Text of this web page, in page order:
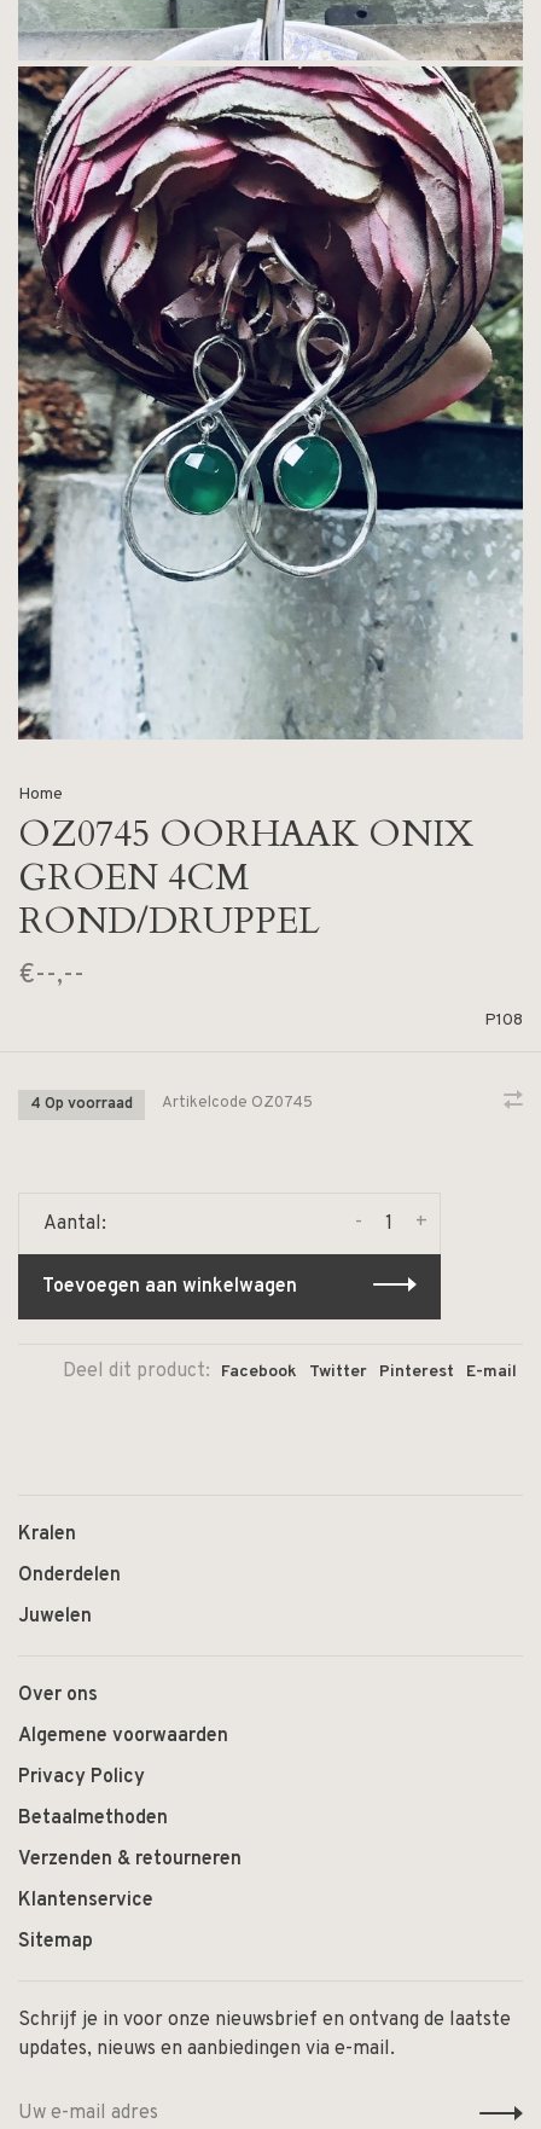
Home
OZ0745 OORHAAK ONIX
GROEN 4CM
ROND/DRUPPEL
€--,--
P108
4 Op voorraad Artikelcode OZ0745
Aantal: +
-
Toevoegen aan winkelwagen
Deel dit product: Facebook Twitter Pinterest E-mail
Kralen
Onderdelen
Juwelen
Over ons
Algemene voorwaarden
Privacy Policy
Betaalmethoden
Verzenden & retourneren
Klantenservice
Sitemap
Schrijf je in voor onze nieuwsbrief en ontvang de laatste
updates, nieuws en aanbiedingen via e-mail.